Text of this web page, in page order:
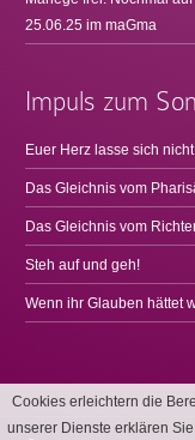
25.06.25 im maGma
Impuls zum
Euer Herz lasse sich
Das Gleichnis vom
Das Gleichnis vom
Steh auf und geh!
Wenn ihr Glauben hättet
Cookies erleichtern die
unserer Dienste erklären